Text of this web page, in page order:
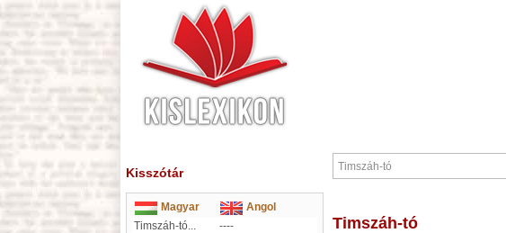
Kisszótár
Magyar
Angol
Timszáh-tó...
---- Timszáh-tó